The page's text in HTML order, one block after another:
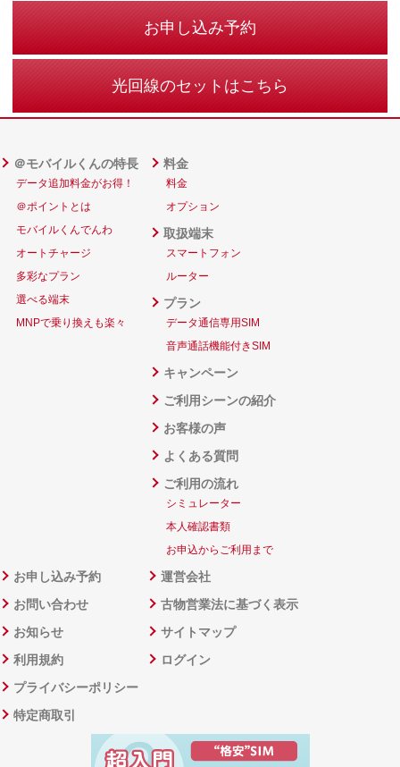
お申し込み予約
光回線のセットはこちら
＠モバイルくんの特長
データ追加料金がお得！
＠ポイントとは
モバイルくんでんわ
オートチャージ
多彩なプラン
選べる端末
MNPで乗り換えも楽々
料金
料金
オプション
取扱端末
スマートフォン
ルーター
プラン
データ通信専用SIM
音声通話機能付きSIM
キャンペーン
ご利用シーンの紹介
お客様の声
よくある質問
ご利用の流れ
シミュレーター
本人確認書類
お申込からご利用まで
お申し込み予約
お問い合わせ
お知らせ
利用規約
プライバシーポリシー
特定商取引
運営会社
古物営業法に基づく表示
サイトマップ
ログイン